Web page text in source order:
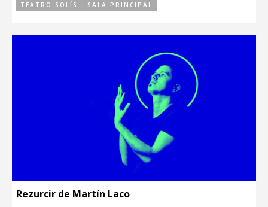
TEATRO SOLÍS - SALA PRINCIPAL
Rezurcir de Martín Laco